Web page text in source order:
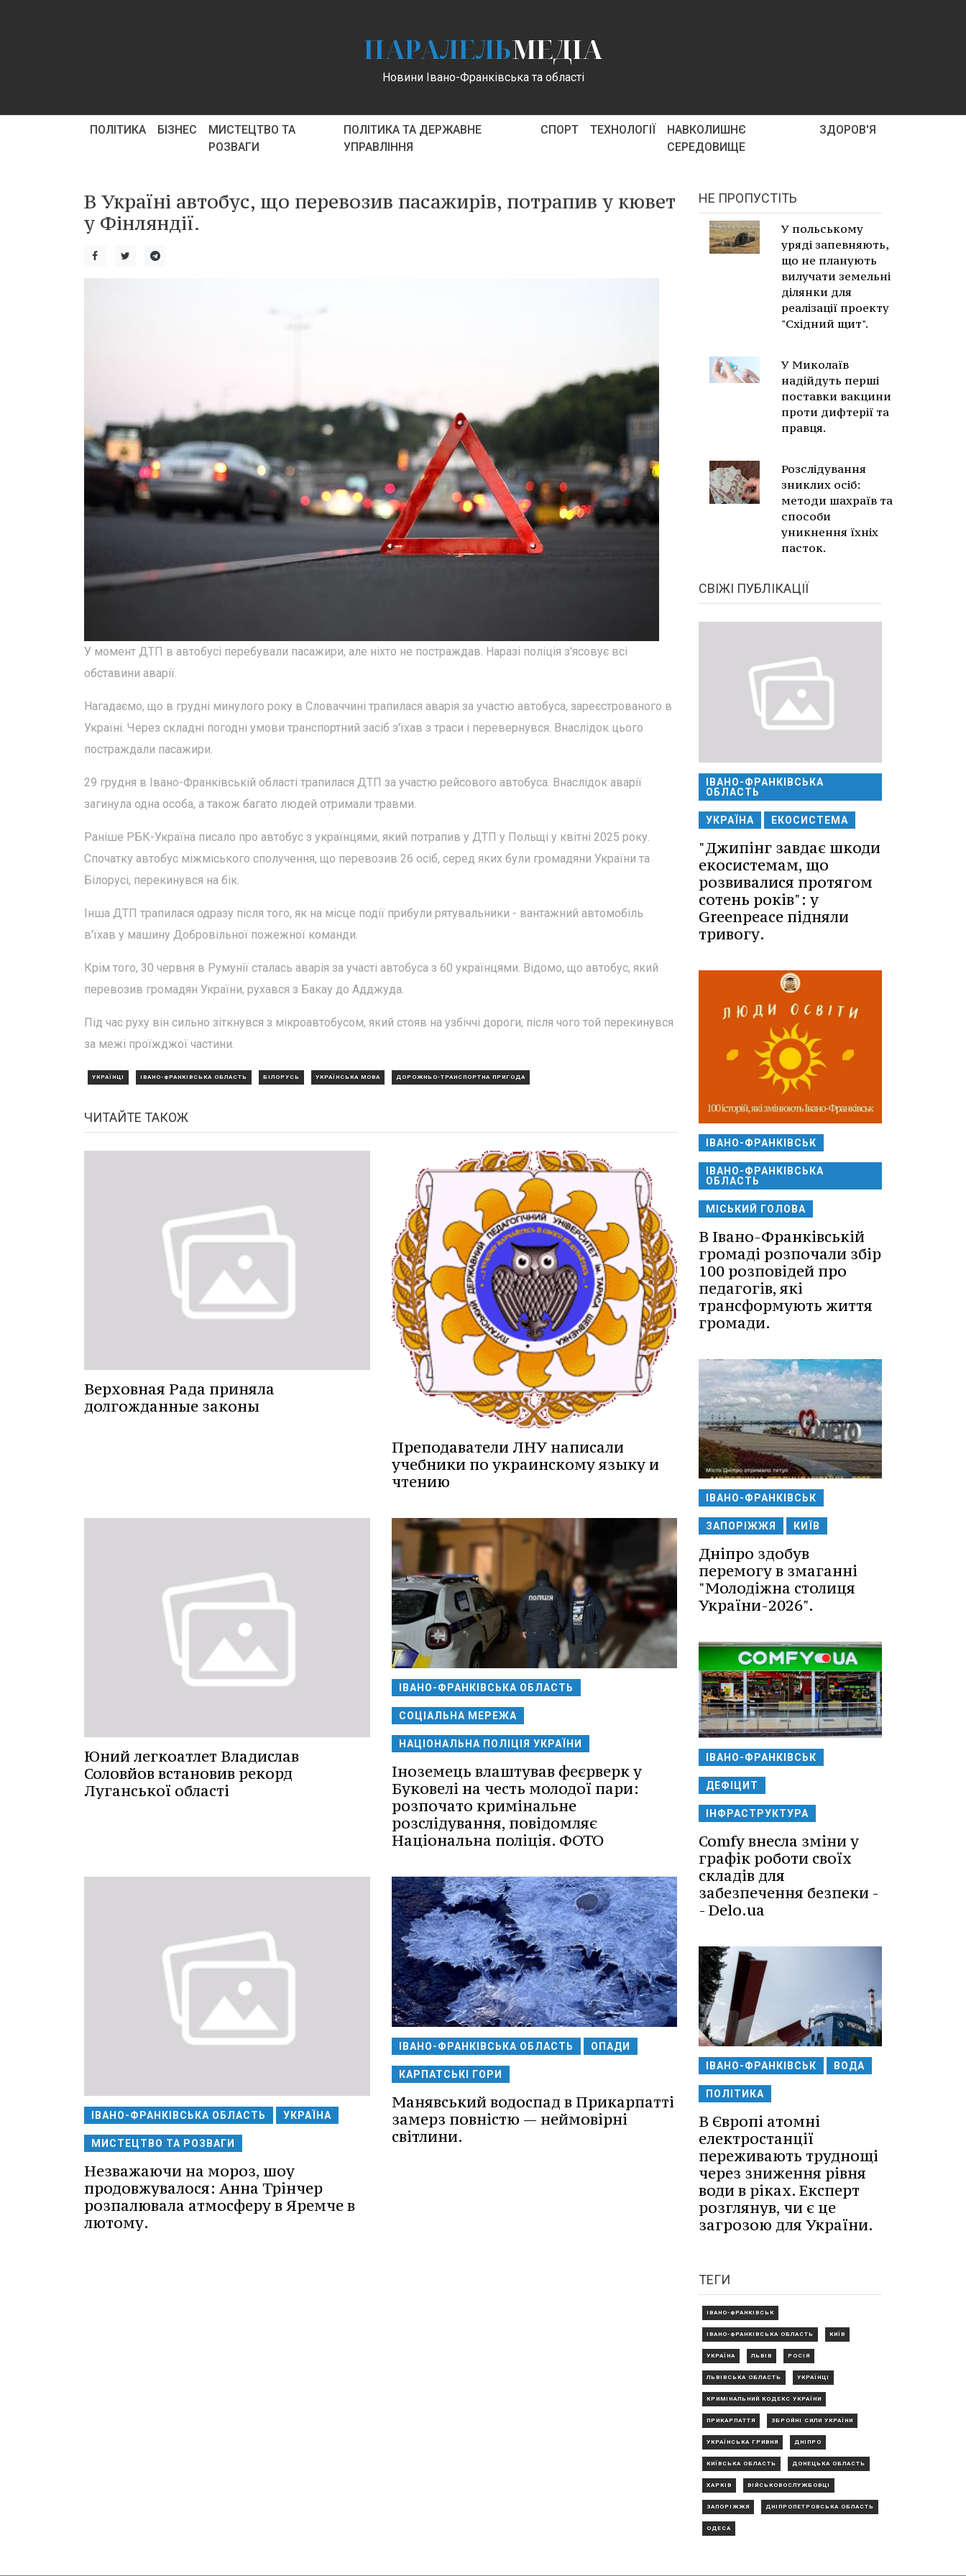
ПАРАЛЕЛЬМЕДІА
Новини Івано-Франківська та області
ПОЛІТИКА БІЗНЕС
МИСТЕЦТВО ТА
РОЗВАГИ
ПОЛІТИКА ТА ДЕРЖАВНЕ
УПРАВЛІННЯ
СПОРТ ТЕХНОЛОГІЇ
НАВКОЛИШНЄ
СЕРЕДОВИЩЕ
ЗДОРОВ'Я
В Україні автобус, що перевозив пасажирів, потрапив у кювет
у Фінляндії.
У момент ДТП в автобусі перебували пасажири, але ніхто не постраждав. Наразі поліція з'ясовує всі
обставини аварії.
Нагадаємо, що в грудні минулого року в Словаччині трапилася аварія за участю автобуса, зареєстрованого в
Україні. Через складні погодні умови транспортний засіб з'їхав з траси і перевернувся. Внаслідок цього
постраждали пасажири.
29 грудня в Івано-Франківській області трапилася ДТП за участю рейсового автобуса. Внаслідок аварії
загинула одна особа, а також багато людей отримали травми.
Раніше РБК-Україна писало про автобус з українцями, який потрапив у ДТП у Польщі у квітні 2025 року.
Спочатку автобус міжміського сполучення, що перевозив 26 осіб, серед яких були громадяни України та
Білорусі, перекинувся на бік.
Інша ДТП трапилася одразу після того, як на місце події прибули рятувальники - вантажний автомобіль
в'їхав у машину Добровільної пожежної команди.
Крім того, 30 червня в Румунії сталась аварія за участі автобуса з 60 українцями. Відомо, що автобус, який
перевозив громадян України, рухався з Бакау до Адджуда.
Під час руху він сильно зіткнувся з мікроавтобусом, який стояв на узбіччі дороги, після чого той перекинувся
за межі проїжджої частини.
УКРАЇНЦІ ІВАНО-ФРАНКІВСЬКА ОБЛАСТЬ БІЛОРУСЬ УКРАЇНСЬКА МОВА ДОРОЖНЬО-ТРАНСПОРТНА ПРИГОДА
ЧИТАЙТЕ ТАКОЖ
Верховная Рада приняла
долгожданные законы
Преподаватели ЛНУ написали
учебники по украинскому языку и
чтению
Юний легкоатлет Владислав
Соловйов встановив рекорд
Луганської області
ІВАНО-ФРАНКІВСЬКА ОБЛАСТЬ
СОЦІАЛЬНА МЕРЕЖА
НАЦІОНАЛЬНА ПОЛІЦІЯ УКРАЇНИ
Іноземець влаштував феєрверк у
Буковелі на честь молодої пари:
розпочато кримінальне
розслідування, повідомляє
Національна поліція. ФОТО
ІВАНО-ФРАНКІВСЬКА ОБЛАСТЬ УКРАЇНА
МИСТЕЦТВО ТА РОЗВАГИ
Незважаючи на мороз, шоу
продовжувалося: Анна Трінчер
розпалювала атмосферу в Яремче в
лютому.
ІВАНО-ФРАНКІВСЬКА ОБЛАСТЬ ОПАДИ
КАРПАТСЬКІ ГОРИ
Манявський водоспад в Прикарпатті
замерз повністю — неймовірні
світлини.
НЕ ПРОПУСТІТЬ
У польському
уряді запевняють,
що не планують
вилучати земельні
ділянки для
реалізації проекту
"Східний щит".
У Миколаїв
надійдуть перші
поставки вакцини
проти дифтерії та
правця.
Розслідування
зниклих осіб:
методи шахраїв та
способи
уникнення їхніх
пасток.
СВІЖІ ПУБЛІКАЦІЇ
ІВАНО-ФРАНКІВСЬКА
ОБЛАСТЬ
УКРАЇНА ЕКОСИСТЕМА
"Джипінг завдає шкоди
екосистемам, що
розвивалися протягом
сотень років": у
Greenpeace підняли
тривогу.
ІВАНО-ФРАНКІВСЬК
ІВАНО-ФРАНКІВСЬКА
ОБЛАСТЬ
МІСЬКИЙ ГОЛОВА
В Івано-Франківській
громаді розпочали збір
100 розповідей про
педагогів, які
трансформують життя
громади.
ІВАНО-ФРАНКІВСЬК
ЗАПОРІЖЖЯ КИЇВ
Дніпро здобув
перемогу в змаганні
"Молодіжна столиця
України-2026".
ІВАНО-ФРАНКІВСЬК
ДЕФІЦИТ
ІНФРАСТРУКТУРА
Comfy внесла зміни у
графік роботи своїх
складів для
забезпечення безпеки -
- Delo.ua
ІВАНО-ФРАНКІВСЬК ВОДА
ПОЛІТИКА
В Європі атомні
електростанції
переживають труднощі
через зниження рівня
води в ріках. Експерт
розглянув, чи є це
загрозою для України.
ТЕГИ
ІВАНО-ФРАНКІВСЬК
ІВАНО-ФРАНКІВСЬКА ОБЛАСТЬ КИЇВ
УКРАЇНА ЛЬВІВ РОСІЯ
ЛЬВІВСЬКА ОБЛАСТЬ УКРАЇНЦІ
КРИМІНАЛЬНИЙ КОДЕКС УКРАЇНИ
ПРИКАРПАТТЯ ЗБРОЙНІ СИЛИ УКРАЇНИ
УКРАЇНСЬКА ГРИВНЯ ДНІПРО
КИЇВСЬКА ОБЛАСТЬ ДОНЕЦЬКА ОБЛАСТЬ
ХАРКІВ ВІЙСЬКОВОСЛУЖБОВЦІ
ЗАПОРІЖЖЯ ДНІПРОПЕТРОВСЬКА ОБЛАСТЬ
ОДЕСА